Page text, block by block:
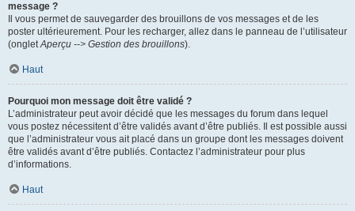
message ?
Il vous permet de sauvegarder des brouillons de vos messages et de les
poster ultérieurement. Pour les recharger, allez dans le panneau de l’utilisateur
(ongletAperçu --> Gestion des brouillons).
Haut
Pourquoi mon message doit être validé ?
L’administrateur peut avoir décidé que les messages du forum dans lequel
vous postez nécessitent d’être validés avant d’être publiés. Il est possible aussi
que l’administrateur vous ait placé dans un groupe dont les messages doivent
être validés avant d’être publiés. Contactez l’administrateur pour plus
d’informations.
Haut